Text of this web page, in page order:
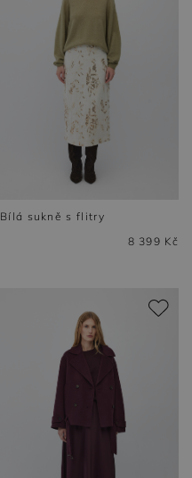
Bílá sukně s flitry
8 399 Kč